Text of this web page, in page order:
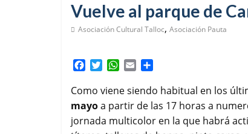
Vuelve al parque de
Asociación Cultural Talloc, Asociación Pauta
c
e
b
o
i
t
t
e
W
a
t
s
A
a
i
l
m
p
a
r
Como viene siendo habitual en los
mayoa partir de las 17 horas a
jornada multicolor en la que habrá